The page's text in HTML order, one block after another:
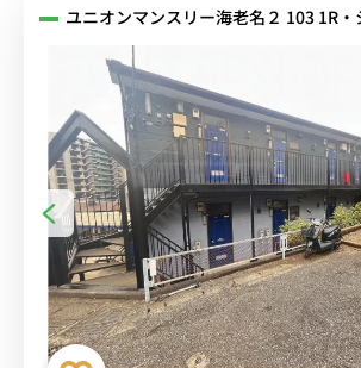
ユニオンマンスリー海老名２ 103 1R・